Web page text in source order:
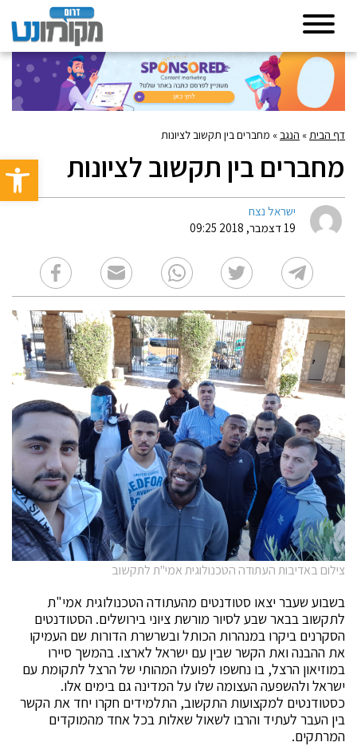
פתח
דף הבית» הנגב» מחברים בין תקשוב לציונות
מחברים בין תקשוב לציונות
ישראל נצח
19 דצמבר, 2018 09:25
צילום באדיבות העתודה הטכנולוגית אמי"ת לתקשוב
בשבוע שעבר יצאו סטודנטים מהעתודה הטכנולוגית אמי"ת
לתקשוב בבאר שבע לסיור מורשת ציוני בירושלים. הסטודנטים
הסקרנים ביקרו במנהרות הכותל ובשרשרת הדורות שם העמיקו
את ההבנה ואת הקשר שבין עם ישראל לארצו. בהמשך סיירו
במוזיאון הרצל, בו נחשפו לפועלו המהותי של הרצל לתקומת עם
ישראל ולהשפעה העצומה שלו על המדינה גם בימים אלו.
כסטודנטים למקצועות התקשוב, התלמידים חקרו יחד את הקשר
בין העבר לעתיד והרבו לשאול שאלות בכל אחד מהמוקדים
המרתקים.